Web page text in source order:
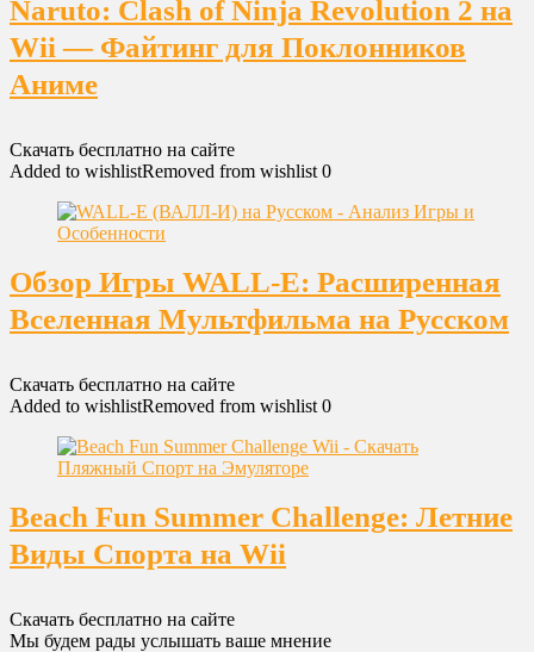
Naruto: Clash of Ninja Revolution 2 на
Wii — Файтинг для Поклонников
Аниме
Скачать бесплатно на сайте
Added to wishlistRemoved from wishlist 0
Обзор Игры WALL-E: Расширенная
Вселенная Мультфильма на Русском
Скачать бесплатно на сайте
Added to wishlistRemoved from wishlist 0
Beach Fun Summer Challenge: Летние
Виды Спорта на Wii
Скачать бесплатно на сайте
Мы будем рады услышать ваше мнение